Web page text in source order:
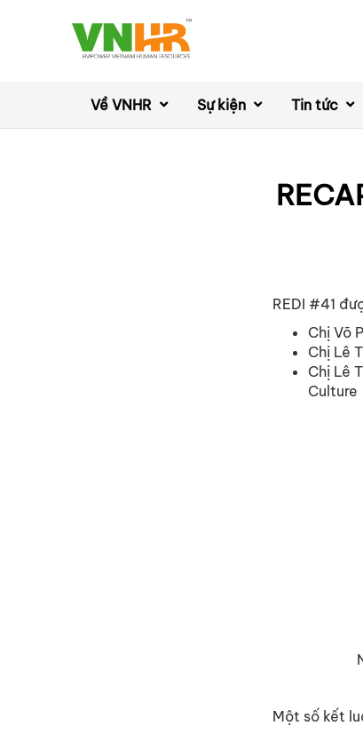
Về VNHR Sự kiện Tin tức
REDI #41
Chị Võ
Chị Lê
Chị Lê
Culture
Một số kết